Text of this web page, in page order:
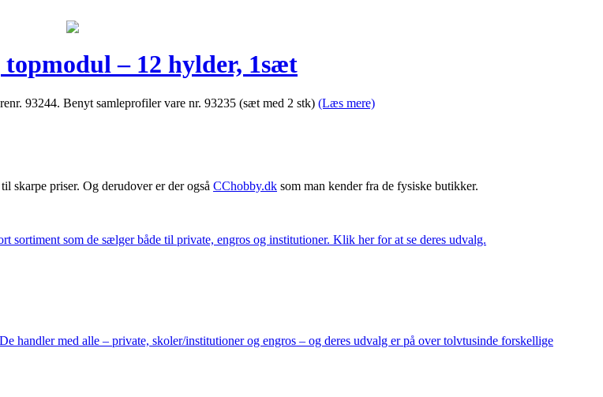
– 12 hylder, 1sæt
93244. Benyt samleprofiler vare nr. 93235 (sæt med 2 stk) (Læs mere)
skarpe priser. Og derudover er der også CChobby.dk som man kender fra de fysiske butikker.
som de sælger både til private, engros og institutioner. Klik her for at se deres udvalg.
med alle – private, skoler/institutioner og engros – og deres udvalg er på over tolvtusinde forskellige